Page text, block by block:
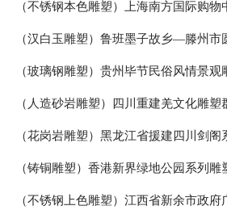
（不锈钢本色雕塑）上海南方国际购
（汉白玉雕塑）鲁班墨子故乡—滕州市
（玻璃钢雕塑）贵州毕节民俗风情景观
（人造砂岩雕塑）四川重建羌文化雕塑
（花岗岩雕塑）黑龙江省援建四川剑阁
（铸铜雕塑）香港新界绿地公园系列雕
（不锈钢上色雕塑）江西省新余市政府